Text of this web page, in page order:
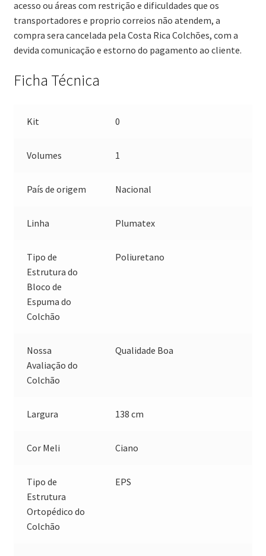
acesso ou áreas com restrição e dificuldades que os
transportadores e proprio correios não atendem, a
compra sera cancelada pela Costa Rica Colchões, com a
devida comunicação e estorno do pagamento ao cliente.
Ficha Técnica
Kit 0
Volumes 1
País de origem Nacional
Linha Plumatex
Tipo de
Estrutura do
Bloco de
Espuma do
Colchão
Poliuretano
Nossa
Avaliação do
Colchão
Qualidade Boa
Largura 138 cm
Cor Meli Ciano
Tipo de
Estrutura
Ortopédico do
Colchão
EPS